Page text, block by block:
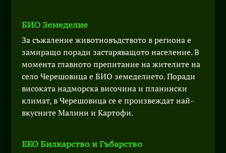
БИО Земеделие
За съжаление животновъдството в региона е
замиращо поради застаряващото население. В
момента главното препитание на жителите на
село Черешовица е БИО земеделието. Поради
високата надморска височина и планински
климат, в Черешовица се е произвеждат най-
вкусните Малини и Картофи.
ЕКО Билкарство и Гъбарство